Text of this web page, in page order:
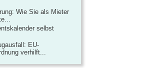
Wie Sie als Mieter
selbst
EU-
verhilft...